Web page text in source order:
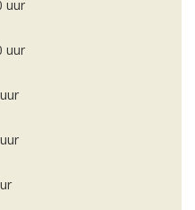
uur
uur